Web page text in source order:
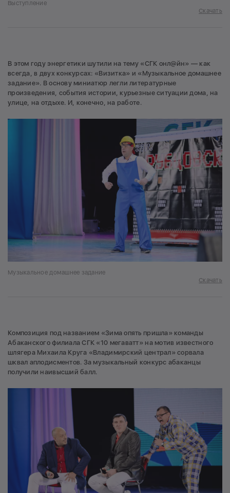
Выступление
Скачать
В этом году энергетики шутили на тему «СГК онл@йн» — как
всегда, в двух конкурсах: «Визитка» и «Музыкальное домашнее
задание». В основу миниатюр легли литературные
произведения, события истории, курьезные ситуации дома, на
улице, на отдыхе. И, конечно, на работе.
Музыкальное домашнее задание
Скачать
Композиция под названием «Зима опять пришла» команды
Абаканского филиала СГК «10 мегаватт» на мотив известного
шлягера Михаила Круга «Владимирский централ» сорвала
шквал аплодисментов. За музыкальный конкурс абаканцы
получили наивысший балл.